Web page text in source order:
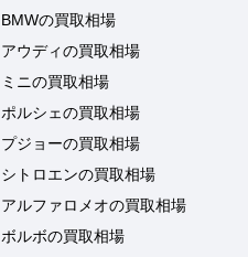
BMWの買取相場
アウディの買取相場
ミニの買取相場
ポルシェの買取相場
プジョーの買取相場
シトロエンの買取相場
アルファロメオの買取相場
ボルボの買取相場